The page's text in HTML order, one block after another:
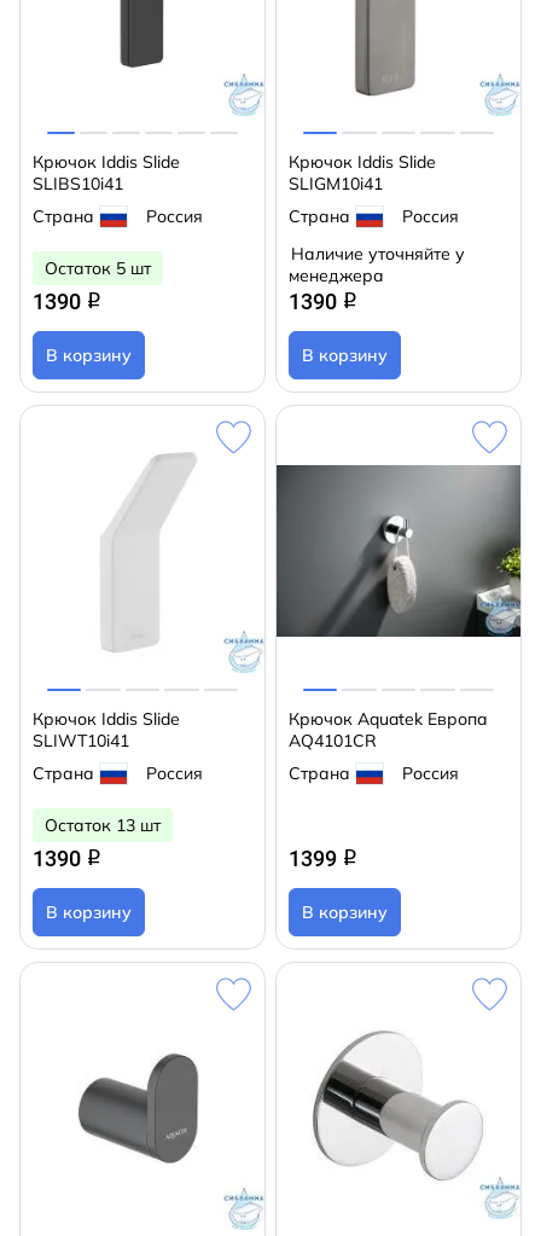
Крючок Iddis Slide
SLIBS10i41
Страна
Россия
Остаток 5 шт
1390 q
В корзину
Крючок Iddis Slide
SLIGM10i41
Страна
Россия
Наличие уточняйте у
менеджера
1390 q
В корзину
Крючок Iddis Slide
SLIWT10i41
Страна
Россия
Остаток 13 шт
1390 q
В корзину
Крючок Aquatek Европа
AQ4101CR
Страна
Россия
1399 q
В корзину